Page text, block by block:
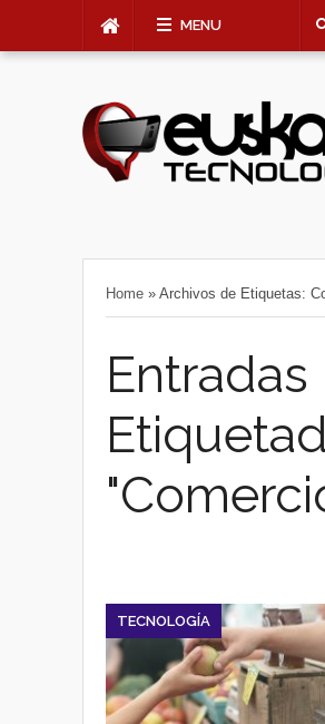
MENU
Home » Archivos de Etiquetas:
Entradas
TECNOLOGÍA